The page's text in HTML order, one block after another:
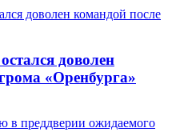
доволен
«Оренбурга»